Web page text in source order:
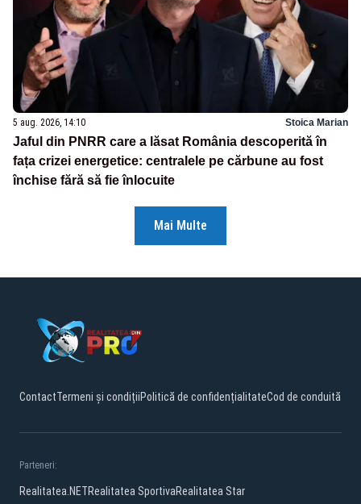
5 aug. 2026, 14:10 Stoica Marian
Jaful din PNRR care a lăsat România descoperită în
fața crizei energetice: centralele pe cărbune au fost
închise fără să fie înlocuite
Mai Multe
ContactTermeni și condițiiPolitică de confidențialitateCod de conduită
Parteneri:
Realitatea.NETRealitatea SportivaRealitatea Star